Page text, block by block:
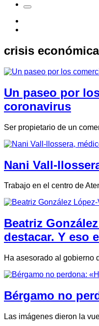
crisis
Un paseo por
coronavirus
Ser propietario de un
Nani Vall-
Trabajo en el centro de
Beatriz
destacar. Y eso
Ha asesorado al gobierno
Bérgamo no
Las imágenes dieron la